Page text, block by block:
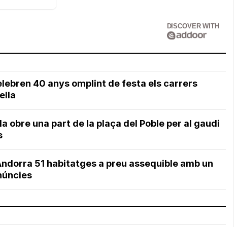
DISCOVER WITH
40 anys omplint de festa els carrers
obre una part de la plaça del Poble per al gaudi
51 habitatges a preu assequible amb un